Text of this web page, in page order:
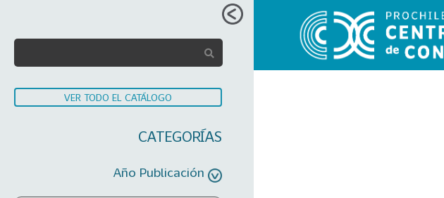
VER TODO EL CATÁLOGO
CATEGORÍAS
Año Publicación